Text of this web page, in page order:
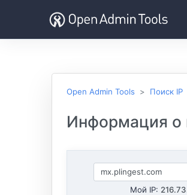
Open Admin Tools Поиск IP
Информация о
Мой IP: